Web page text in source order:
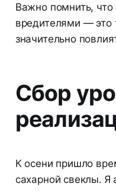
Важно помнить, что
вредителями — это
значительно
Сбор
К осени пришло
сахарной свеклы. Я